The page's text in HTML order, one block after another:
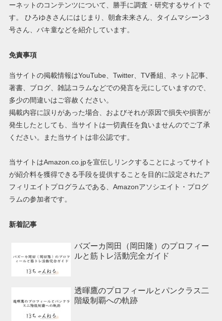
ーネットのコンテンツについて、勝手に調査・研究するサイトで
す。 ひろゆきさんにはじまり、朝倉未来さん、タイムマシーン3
号さん、バキ童などを紹介しています。
免責事項
当サイトの掲載情報はYouTube、Twitter、TV番組、ネット記事、
著書、ブログ、雑誌コラムなどでの発言を元にしていますので、
多少の間違いはご容赦ください。
掲載内容に誤りがあった場合、およびそれが原因で損失や損害が
発生したとしても、当サイトは一切責任を負いませんのでご了承
ください。また当サイトは非公認です。
当サイトはAmazon.co.jpを宣伝しリンクすることによってサイト
が紹介料を獲得できる手段を提供することを目的に設定されたア
フィリエイトプログラムである、Amazonアソシエイト・プログ
ラムの参加者です。
新着記事
バズーカ岡田（岡田隆）のプロフィー
ルと筋トレ活動完全ガイド
透暉鷹のプロフィールとパンクラス二
階級制覇への軌跡